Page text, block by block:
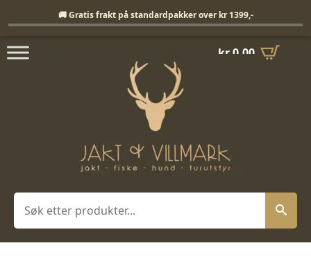
kr0,00
Søk
🚚 Gratis frakt på standardpakker over kr 1399,-